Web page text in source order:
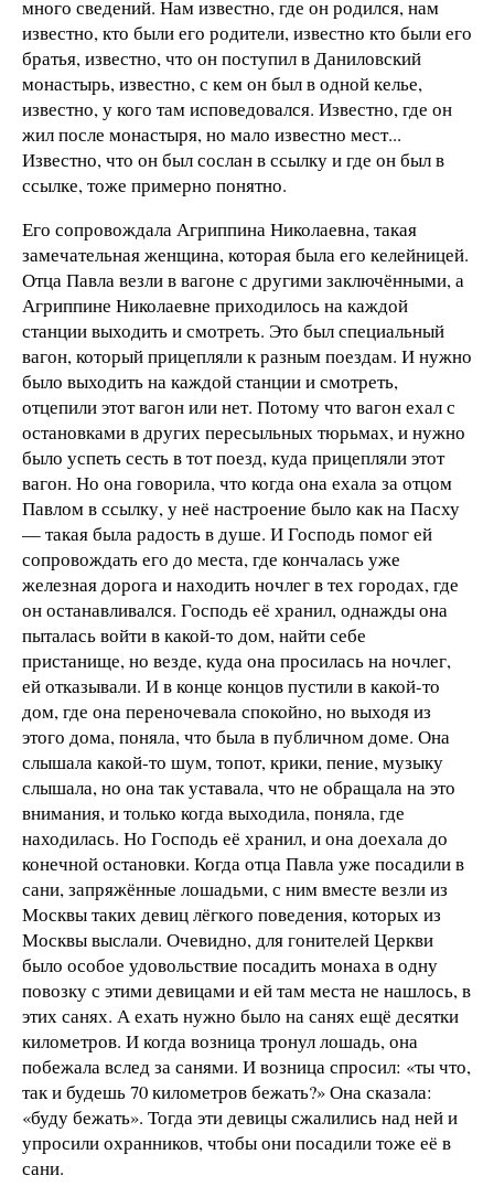
много сведений. Нам известно, где он родился, нам
известно, кто были его родители, известно кто были его
братья, известно, что он поступил в Даниловский
монастырь, известно, с кем он был в одной келье,
известно, у кого там исповедовался. Известно, где он
жил после монастыря, но мало известно мест...
Известно, что он был сослан в ссылку и где он был в
ссылке, тоже примерно понятно.
Его сопровождала Агриппина Николаевна, такая
замечательная женщина, которая была его келейницей.
Отца Павла везли в вагоне с другими заключёнными, а
Агриппине Николаевне приходилось на каждой
станции выходить и смотреть. Это был специальный
вагон, который прицепляли к разным поездам. И нужно
было выходить на каждой станции и смотреть,
отцепили этот вагон или нет. Потому что вагон ехал с
остановками в других пересыльных тюрьмах, и нужно
было успеть сесть в тот поезд, куда прицепляли этот
вагон. Но она говорила, что когда она ехала за отцом
Павлом в ссылку, у неё настроение было как на Пасху
— такая была радость в душе. И Господь помог ей
сопровождать его до места, где кончалась уже
железная дорога и находить ночлег в тех городах, где
он останавливался. Господь её хранил, однажды она
пыталась войти в какой-то дом, найти себе
пристанище, но везде, куда она просилась на ночлег,
ей отказывали. И в конце концов пустили в какой-то
дом, где она переночевала спокойно, но выходя из
этого дома, поняла, что была в публичном доме. Она
слышала какой-то шум, топот, крики, пение, музыку
слышала, но она так уставала, что не обращала на это
внимания, и только когда выходила, поняла, где
находилась. Но Господь её хранил, и она доехала до
конечной остановки. Когда отца Павла уже посадили в
сани, запряжённые лошадьми, с ним вместе везли из
Москвы таких девиц лёгкого поведения, которых из
Москвы выслали. Очевидно, для гонителей Церкви
было особое удовольствие посадить монаха в одну
повозку с этими девицами и ей там места не нашлось, в
этих санях. А ехать нужно было на санях ещё десятки
километров. И когда возница тронул лошадь, она
побежала вслед за санями. И возница спросил: «ты что,
так и будешь 70 километров бежать?» Она сказала:
«буду бежать». Тогда эти девицы сжалились над ней и
упросили охранников, чтобы они посадили тоже её в
сани.